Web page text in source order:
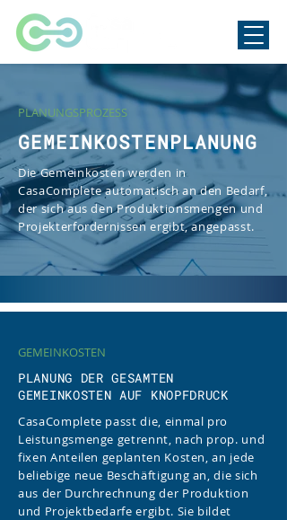
PLANUNGSPROZESS
GEMEINKOSTENPLANUNG
Die Gemeinkosten werden in
CasaComplete automatisch an den Bedarf,
der sich aus den Produktionsmengen und
Projekterfordernissen ergibt, angepasst.
GEMEINKOSTEN
PLANUNG DER GESAMTEN
GEMEINKOSTEN AUF KNOPFDRUCK
CasaComplete passt die, einmal pro
Leistungsmenge getrennt, nach prop. und
fixen Anteilen geplanten Kosten, an jede
beliebige neue Beschäftigung an, die sich
aus der Durchrechnung der Produktion
und Projektbedarfe ergibt. Sie bildet